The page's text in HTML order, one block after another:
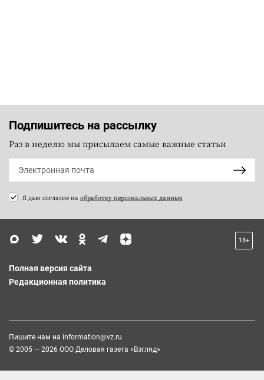
Подпишитесь на рассылку
Раз в неделю мы присылаем самые важные статьи
Я даю согласие на обработку персональных данных
18+
Полная версия сайта
Редакционная политика
Пишите нам на information@vz.ru
© 2005 — 2026 ООО Деловая газета «Взгляд»